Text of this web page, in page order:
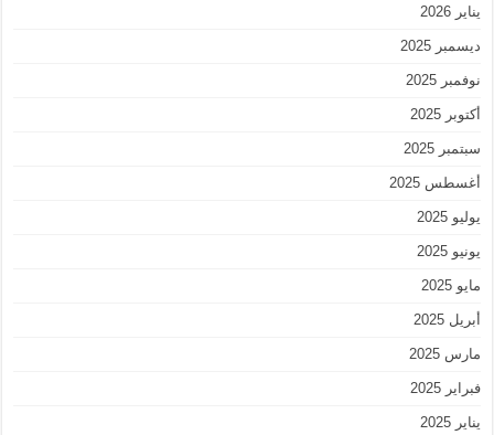
يناير 2026
ديسمبر 2025
نوفمبر 2025
أكتوبر 2025
سبتمبر 2025
أغسطس 2025
يوليو 2025
يونيو 2025
مايو 2025
أبريل 2025
مارس 2025
فبراير 2025
يناير 2025